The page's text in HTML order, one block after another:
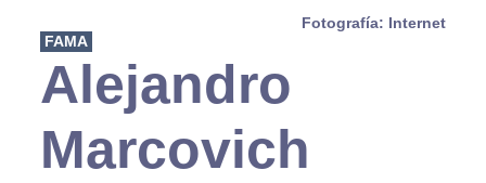
Fotografía: Internet
FAMA
Alejandro
Marcovich